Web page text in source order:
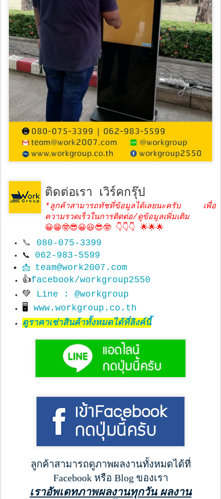
ติดต่อเรา เวิร์คกรุ๊ป
*ลูกค้าสามารถทัชที่ข้อมูลได้เลยนะครับ เพื่อ
ความรวดเร็วในการติดต่อ/ดูข้อมูลเพิ่มเติม
😀😁🤓😎😀😃😎🤓 👇👇👇 🌟🌟🌟
📞 080-075-3399
📞 062-983-5599
📩 team@work2007.com
👍facebook/workgroup2550
💚 Line : @workgroup
🖥 www.workgroup.co.th
ดูราคาเช่าสินค้าทั้งหมดได้ที่ลิงค์นี้
ลูกค้าสามารถดูภาพผลงานทั้งหมดได้ที่
Facebook หรือ Blog ของเรา
เราอัพเดทภาพผลงานทุกวัน ผลงาน